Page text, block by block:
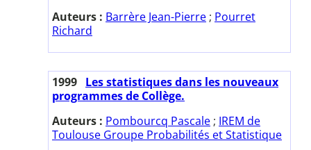
Auteurs : Barrère Jean-Pierre ; Pourret
Richard
1999 Les statistiques dans les nouveaux
programmes de Collège.
Auteurs : Pombourcq Pascale ; IREM de
Toulouse Groupe Probabilités et Statistique